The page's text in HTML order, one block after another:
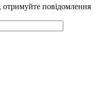
отримуйте повідомлення